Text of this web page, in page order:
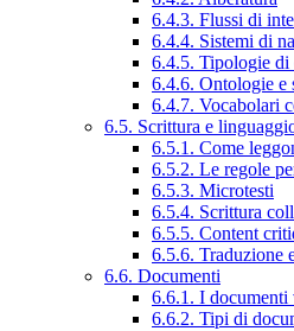
6.4.3. Flussi di
6.4.4. Sistemi di
6.4.5. Tipologie di
6.4.6. Ontologie e
6.4.7. Vocabolari
6.5. Scrittura e
6.5.1. Come
6.5.2. Le regole
6.5.3. Microtesti
6.5.4. Scrittura
6.5.5. Content
6.5.6. Traduzione
6.6. Documenti
6.6.1. I documenti
6.6.2. Tipi di